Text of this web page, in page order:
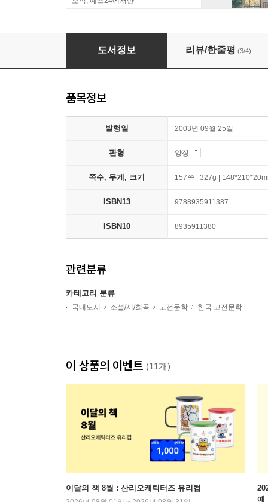
도서정보 리뷰/한줄평 (3/4)
품목정보
발행일 2003년 09월 25일
판형 양장
쪽수, 무게, 크기 157쪽 | 327g |
ISBN13 9788935911387
ISBN10 8935911380
관련분류
카테고리 분류
국내도서 소설/시/희곡 고전문학 한국 고전문학
이 상품의 이벤트 (11개)
이달의 책 8월 : 산리오캐릭터즈 유리컵
예